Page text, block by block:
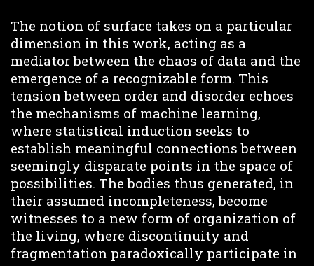
The notion of surface takes on a particular
dimension in this work, acting as a
mediator between the chaos of data and the
emergence of a recognizable form. This
tension between order and disorder echoes
the mechanisms of machine learning,
where statistical induction seeks to
establish meaningful connections between
seemingly disparate points in the space of
possibilities. The bodies thus generated, in
their assumed incompleteness, become
witnesses to a new form of organization of
the living, where discontinuity and
fragmentation paradoxically participate in